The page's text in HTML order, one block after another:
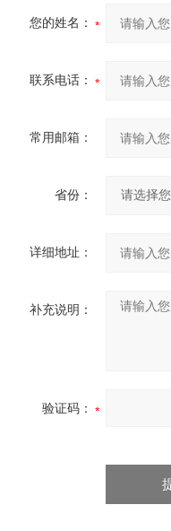
您的姓名：
联系电话：
常用邮箱：
省份：
详细地址：
补充说明：
验证码：